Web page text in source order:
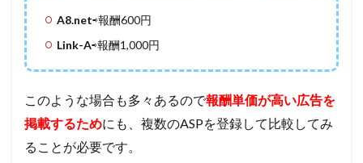
A8.net⇨報酬600円
Link-A⇨報酬1,000円
このような場合も多々あるので報酬単価が高い広告を
掲載するためにも、複数のASPを登録して比較してみ
ることが必要です。